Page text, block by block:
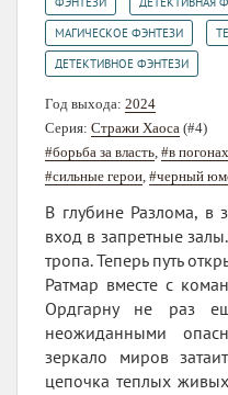
МАГИЧЕСКОЕ ФЭНТЕЗИ
ДЕТЕКТИВНОЕ ФЭНТЕЗИ
Год выхода: 2024
Серия: Стражи Хаоса (#4)
#борьба за власть #в погонах
#сильные герои #черный
В глубине Разлома, в
вход в запретные
тропа. Теперь путь
Ратмар вместе с
Ордгарну не раз
неожиданными
зеркало миров
цепочка теплых